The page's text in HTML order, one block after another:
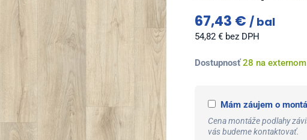
67,43 € bal
54,82 € bez DPH
Dostupnosť 28 na
Cena montáže podlahy
vás budeme kontaktovať.
Mám záujem o
množstvo
textura
acoustic
dub